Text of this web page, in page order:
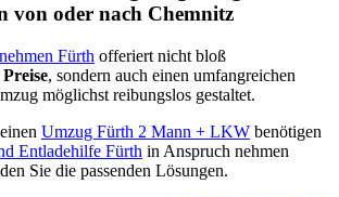
von oder nach Chemnitz⁠
Fürth offeriert nicht bloß
, sondern auch einen umfangreichen
möglichst reibungslos gestaltet.
Umzug Fürth 2 Mann + LKW benötigen
Entladehilfe Fürth in Anspruch nehmen
Sie die passenden Lösungen.